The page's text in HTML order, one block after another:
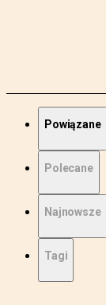
Powiązane
Polecane
Najnowsze
Tagi